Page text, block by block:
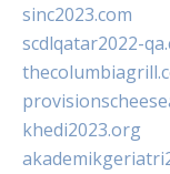
sinc2023.com
scdlqatar2022-
khedi2023.org